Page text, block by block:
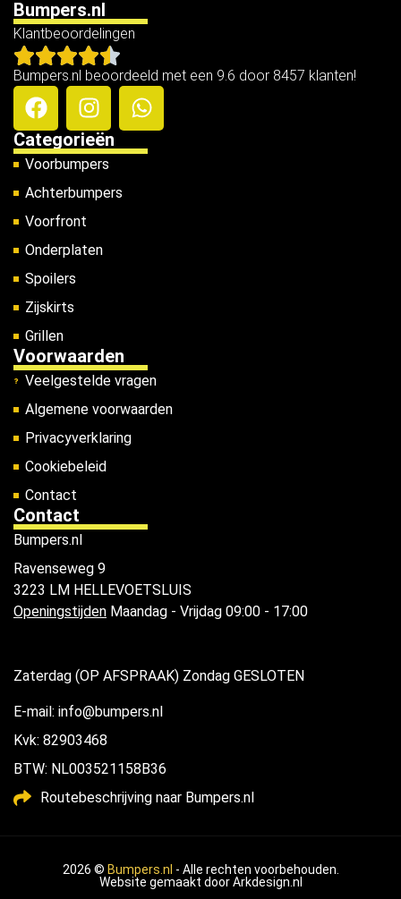
Bumpers.nl
Klantbeoordelingen
Bumpers.nl beoordeeld met een 9.6 door 8457 klanten!
Categorieën
Voorbumpers
Achterbumpers
Voorfront
Onderplaten
Spoilers
Zijskirts
Grillen
Voorwaarden
Veelgestelde vragen
Algemene voorwaarden
Privacyverklaring
Cookiebeleid
Contact
Contact
Bumpers.nl
Ravenseweg 9
3223 LM HELLEVOETSLUIS
Openingstijden Maandag - Vrijdag 09:00 - 17:00
Zaterdag (OP AFSPRAAK) Zondag GESLOTEN
E-mail: info@bumpers.nl
Kvk: 82903468
BTW: NL003521158B36
Routebeschrijving naar Bumpers.nl
2026 © Bumpers.nl - Alle rechten voorbehouden.
Website gemaakt doorArkdesign.nl